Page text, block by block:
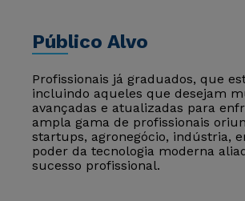
Público Alvo
Profissionais já graduados, que
incluindo aqueles que desejam
avançadas e atualizadas para
ampla gama de profissionais
startups, agronegócio, indústria,
poder da tecnologia moderna
sucesso profissional.